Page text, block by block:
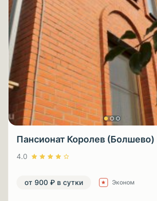
Пансионат Королев (Болшево)
4.0
от 900 ₽ в сутки Эконом